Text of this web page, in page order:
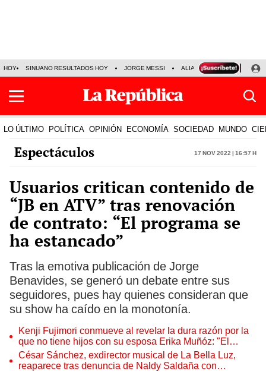
HOY SINUANO RESULTADOS HOY JORGE MESSI ALIANZA LIMA VS SPORT
LO ÚLTIMO POLÍTICA OPINIÓN ECONOMÍA SOCIEDAD MUNDO
Espectáculos 17 Nov 2022 | 16:57 h
Usuarios critican contenido de
“JB en ATV” tras renovación
de contrato: “El programa se
ha estancado”
Tras la emotiva publicación de Jorge
Benavides, se generó un debate entre sus
seguidores, pues hay quienes consideran que
su show ha caído en la monotonía.
Kenji Fujimori conmueve al revelar la dura razón por la
que no tiene hijos con su esposa Erika Muñóz: "El
proceso judicial"
César Sánchez, exdirector musical de La Bella Luz,
reaparece tras denuncia de Naldy Saldaña con